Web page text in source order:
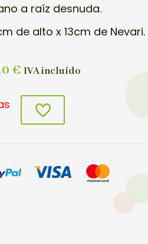
a raíz desnuda.
de alto x 13cm de Nevari.
€ IVA incluído